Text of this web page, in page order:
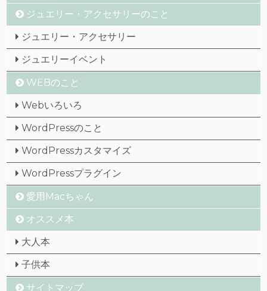
ジュエリー・アクセサリーのこと
ジュエリー・アクセサリー
ジュエリーイベント
WEBのこと
Webいろいろ
WordPressのこと
WordPressカスタマイズ
WordPressプラグイン
愛用Macちゃん
オススメ本
大人本
子供本
サイトマップ